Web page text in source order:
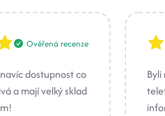
Ověřená recenze
dostupnost co
a mají velký sklad